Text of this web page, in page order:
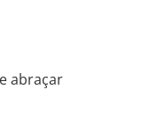
abraçar